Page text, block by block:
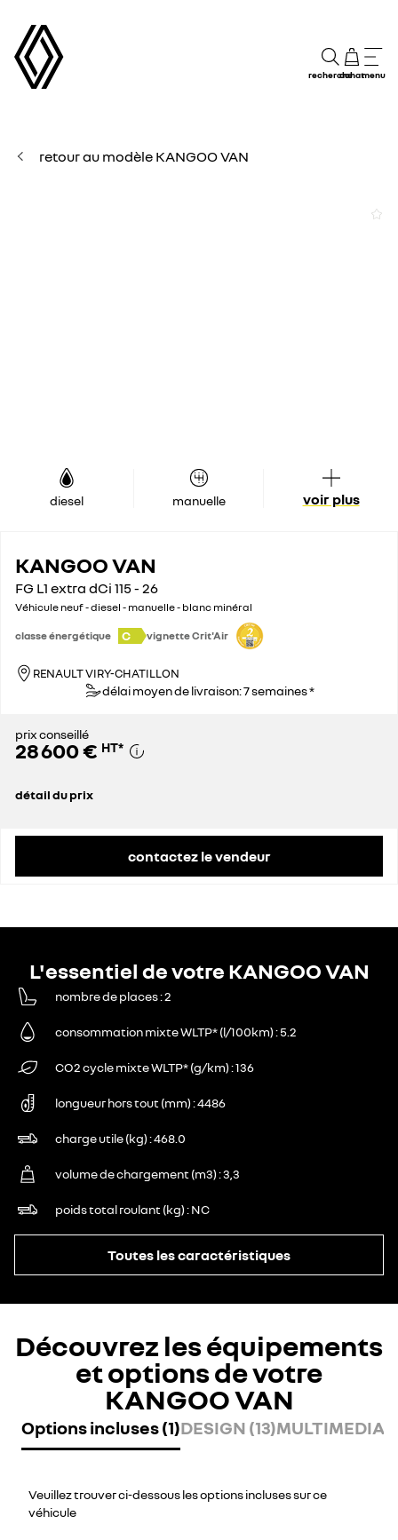
rechercheachatmenu
retour au modèle KANGOO VAN
diesel manuelle voir plus
KANGOO VAN
FG L1 extra dCi 115 - 26
Véhicule neuf - diesel - manuelle - blanc minéral
classe énergétique C vignette Crit'Air
RENAULT VIRY-CHATILLON
délai moyen de livraison: 7 semaines *
prix conseillé
28 600 € HT*
détail du prix
contactez le vendeur
L'essentiel de votre KANGOO VAN
nombre de places 2
consommation mixte WLTP* (l/100km) 5.2
CO2 cycle mixte WLTP* (g/km) 136
longueur hors tout (mm) 4486
charge utile (kg) 468.0
volume de chargement (m3) 3,3
poids total roulant (kg) NC
Toutes les caractéristiques
Découvrez les équipements
et options de votre
KANGOO VAN
Options incluses (1)DESIGN (13)MULTIMEDIA
Veuillez trouver ci-dessous les options incluses sur ce
véhicule